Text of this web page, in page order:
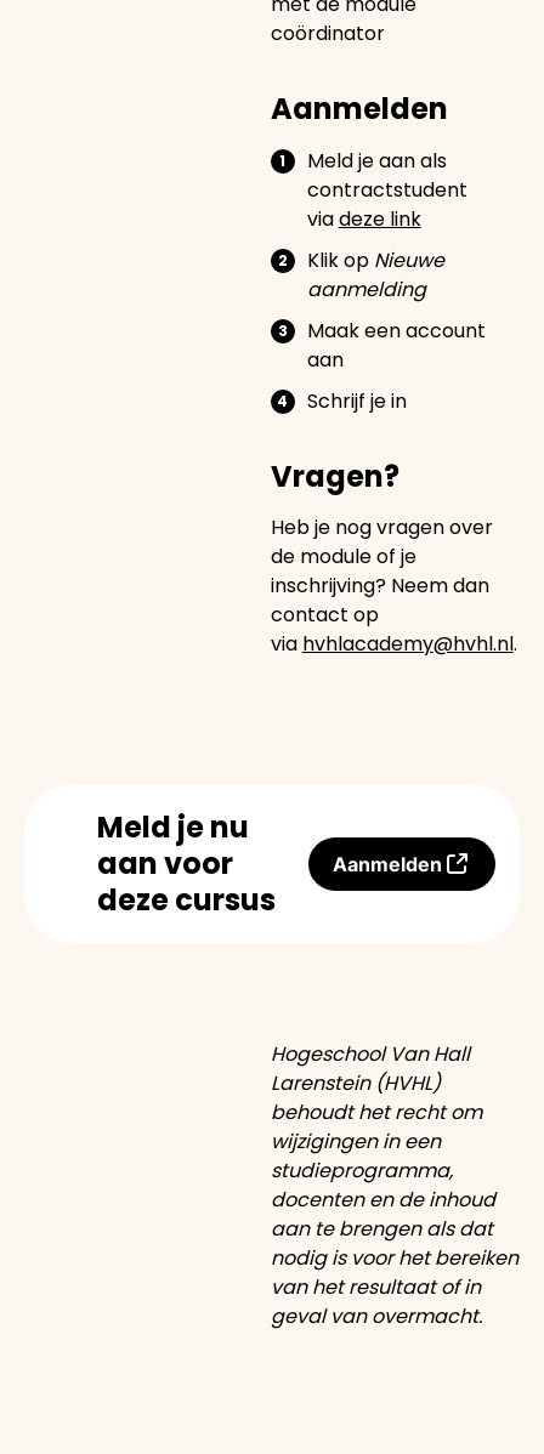
coördinator
Aanmelden
Meld je aan als
contractstudent
viadeze link
Klik op Nieuwe
aanmelding
Maak een account
aan
Schrijf je in
Vragen?
Heb je nog vragen over
de module of je
inschrijving? Neem dan
contact op
via hvhlacademy@hvhl.nl.
Meld je nu
aan voor
deze cursus
Aanmelden
Hogeschool Van Hall
Larenstein (HVHL)
behoudt het recht om
wijzigingen in een
studieprogramma,
docenten en de inhoud
aan te brengen als dat
nodig is voor het bereiken
van het resultaat of in
geval van overmacht.